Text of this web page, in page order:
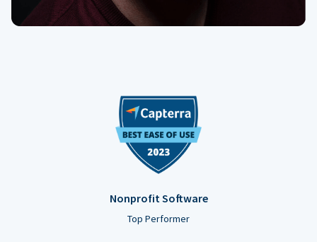
Nonprofit Software
Top Performer